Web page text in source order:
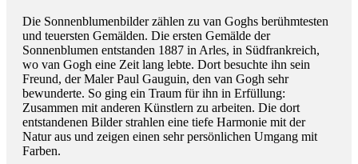
Die Sonnenblumenbilder zählen zu van Goghs berühmtesten
und teuersten Gemälden. Die ersten Gemälde der
Sonnenblumen entstanden 1887 in Arles, in Südfrankreich,
wo van Gogh eine Zeit lang lebte. Dort besuchte ihn sein
Freund, der Maler Paul Gauguin, den van Gogh sehr
bewunderte. So ging ein Traum für ihn in Erfüllung:
Zusammen mit anderen Künstlern zu arbeiten. Die dort
entstandenen Bilder strahlen eine tiefe Harmonie mit der
Natur aus und zeigen einen sehr persönlichen Umgang mit
Farben.